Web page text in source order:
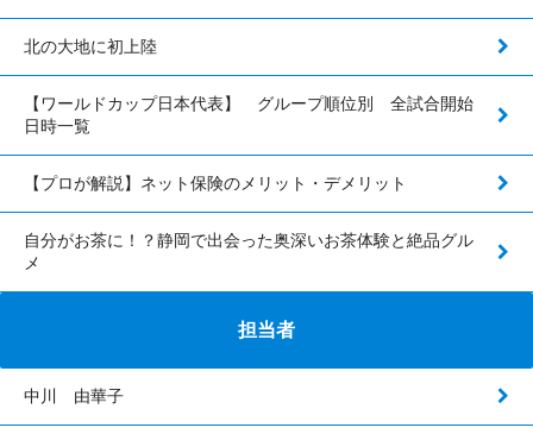
北の大地に初上陸
【ワールドカップ日本代表】 グループ順位別 全試合開始
日時一覧
【プロが解説】ネット保険のメリット・デメリット
自分がお茶に！？静岡で出会った奥深いお茶体験と絶品グル
メ
担当者
中川 由華子